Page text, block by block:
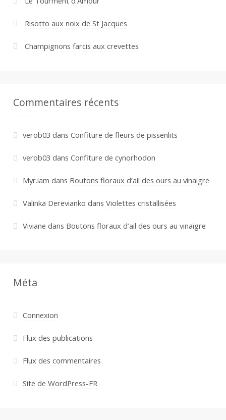
Risotto aux noix de St Jacques
Champignons farcis aux crevettes
Commentaires récents
verob03 dans Confiture de fleurs de pissenlits
verob03 dans Confiture de cynorhodon
Myr.iam dans Boutons floraux d’ail des ours au vinaigre
Valinka Derevianko dans Violettes cristallisées
Viviane dans Boutons floraux d’ail des ours au vinaigre
Méta
Connexion
Flux des publications
Flux des commentaires
Site de WordPress-FR